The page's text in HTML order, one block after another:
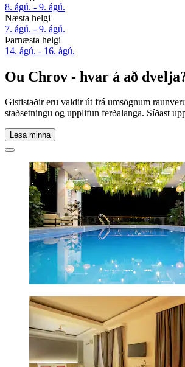
8. ágú. - 9. ágú.
Næsta helgi
7. ágú. - 9. ágú.
Þarnæsta helgi
14. ágú. - 16. ágú.
Ou Chrov - hvar á að
Gististaðir eru valdir út frá umsögnum
staðsetningu og upplifun ferðalanga. Síðast
Lesa minna